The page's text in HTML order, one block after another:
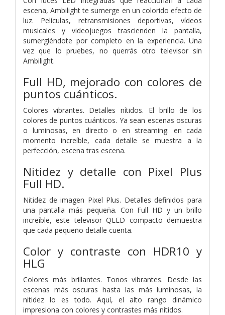
escena, Ambilight te sumerge en un colorido efecto de
luz. Películas, retransmisiones deportivas, vídeos
musicales y videojuegos trascienden la pantalla,
sumergiéndote por completo en la experiencia. Una
vez que lo pruebes, no querrás otro televisor sin
Ambilight.
Full HD, mejorado con colores de
puntos cuánticos.
Colores vibrantes. Detalles nítidos. El brillo de los
colores de puntos cuánticos. Ya sean escenas oscuras
o luminosas, en directo o en streaming: en cada
momento increíble, cada detalle se muestra a la
perfección, escena tras escena.
Nitidez y detalle con Pixel Plus
Full HD.
Nitidez de imagen Pixel Plus. Detalles definidos para
una pantalla más pequeña. Con Full HD y un brillo
increíble, este televisor QLED compacto demuestra
que cada pequeño detalle cuenta.
Color y contraste con HDR10 y
HLG
Colores más brillantes. Tonos vibrantes. Desde las
escenas más oscuras hasta las más luminosas, la
nitidez lo es todo. Aquí, el alto rango dinámico
impresiona con colores y contrastes más nítidos.